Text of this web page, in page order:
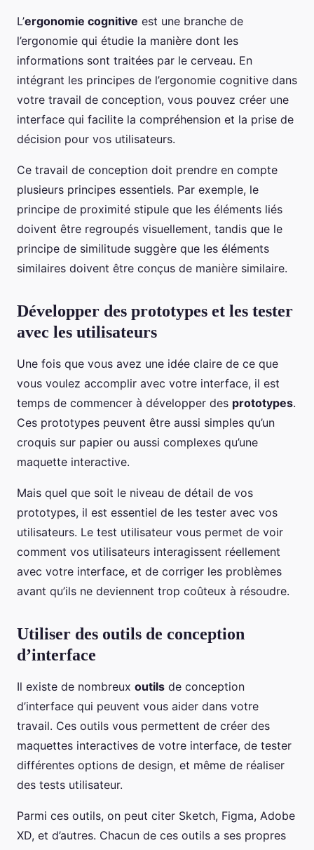
L’ergonomie cognitive est une branche de
l’ergonomie qui étudie la manière dont les
informations sont traitées par le cerveau. En
intégrant les principes de l’ergonomie cognitive dans
votre travail de conception, vous pouvez créer une
interface qui facilite la compréhension et la prise de
décision pour vos utilisateurs.
Ce travail de conception doit prendre en compte
plusieurs principes essentiels. Par exemple, le
principe de proximité stipule que les éléments liés
doivent être regroupés visuellement, tandis que le
principe de similitude suggère que les éléments
similaires doivent être conçus de manière similaire.
Développer des prototypes et les tester
avec les utilisateurs
Une fois que vous avez une idée claire de ce que
vous voulez accomplir avec votre interface, il est
temps de commencer à développer des prototypes.
Ces prototypes peuvent être aussi simples qu’un
croquis sur papier ou aussi complexes qu’une
maquette interactive.
Mais quel que soit le niveau de détail de vos
prototypes, il est essentiel de les tester avec vos
utilisateurs. Le test utilisateur vous permet de voir
comment vos utilisateurs interagissent réellement
avec votre interface, et de corriger les problèmes
avant qu’ils ne deviennent trop coûteux à résoudre.
Utiliser des outils de conception
d’interface
Il existe de nombreux outils de conception
d’interface qui peuvent vous aider dans votre
travail. Ces outils vous permettent de créer des
maquettes interactives de votre interface, de tester
différentes options de design, et même de réaliser
des tests utilisateur.
Parmi ces outils, on peut citer Sketch, Figma, Adobe
XD, et d’autres. Chacun de ces outils a ses propres